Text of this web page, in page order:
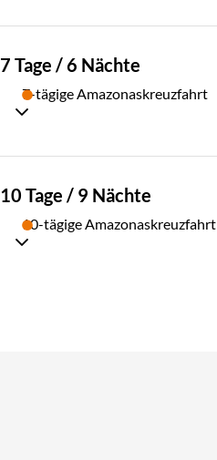
7 Tage / 6 Nächte
7-tägige Amazonaskreuzfahrt
10 Tage / 9 Nächte
10-tägige Amazonaskreuzfahrt